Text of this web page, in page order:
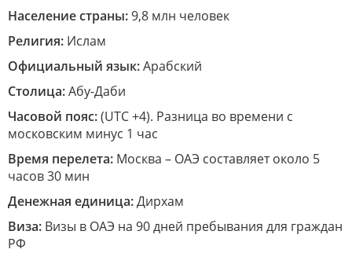
Население страны:9,8 млн человек
Религия: Ислам
Официальный язык:Арабский
Столица:Абу-Даби
Часовой пояс:(UTC +4). Разница во времени с
московским минус 1 час
Время перелета: Москва – ОАЭ составляет около 5
часов 30 мин
Денежная единица:Дирхам
Виза: Визы в ОАЭ на 90 дней пребывания для граждан
РФ